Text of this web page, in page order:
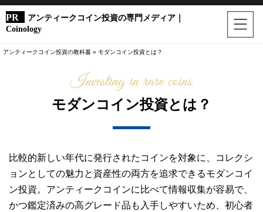
アンティークコイン投資の専門メディア｜
Coinology
アンティークコイン投資の教科書 » モダンコイン投資とは？
モダンコイン投資とは？
比較的新しい年代に発行されたコインを対象に、コレクシ
ョンとしての魅力と資産性の両方を追求できるモダンコイ
ン投資。アンティークコインに比べて情報収集が容易で、
かつ鑑定済みの高グレード品も入手しやすいため、初心者